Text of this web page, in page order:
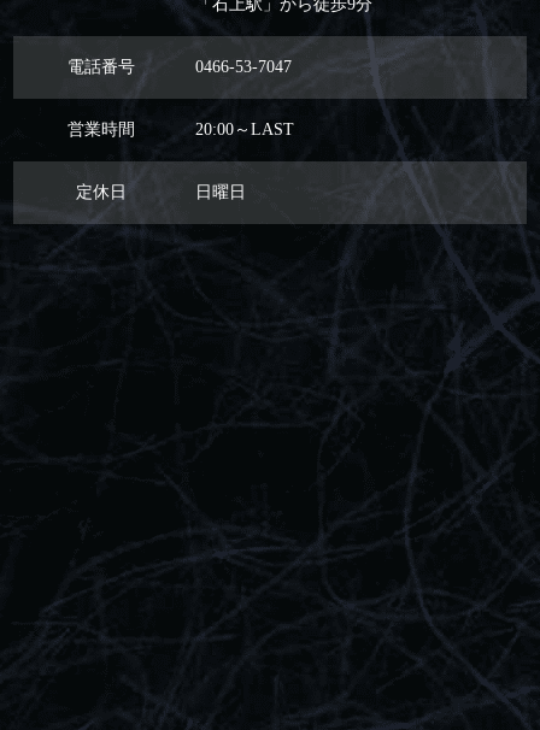
「石上駅」から徒歩9分
電話番号 0466-53-7047
営業時間 20:00～LAST
定休日 日曜日